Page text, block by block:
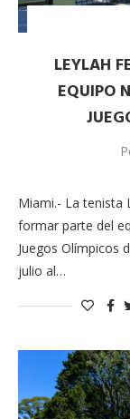
LEYLAH
EQUIPO
Miami.- La tenista
formar parte del
Juegos Olímpicos
julio al…